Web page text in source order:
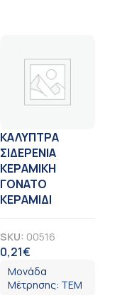
ΚΑΛΥΠΤΡΑ
ΣΙΔΕΡΕΝΙΑ
ΚΕΡΑΜΙΚΗ
ΓΟΝΑΤΟ
ΚΕΡΑΜΙΔΙ
SKU: 00516
0,21€
Μονάδα
Μέτρησης: ΤΕΜ